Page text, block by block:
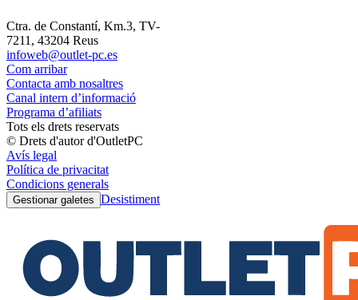
Ctra. de Constantí, Km.3, TV-
7211, 43204 Reus
infoweb@outlet-pc.es
Com arribar
Contacta amb nosaltres
Canal intern d’informació
Programa d’afiliats
Tots els drets reservats
© Drets d'autor d'OutletPC
Avís legal
Política de privacitat
Condicions generals
Gestionar galetes Desistiment